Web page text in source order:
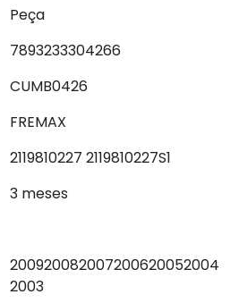
Peça
7893233304266
CUMB0426
FREMAX
2119810227 2119810227S1
3 meses
200920082007200620052004
2003